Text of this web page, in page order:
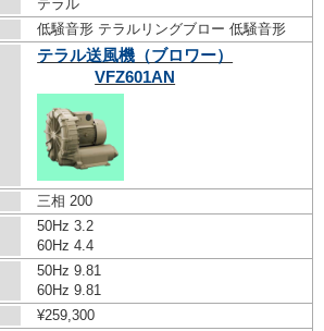
テラル
低騒音形 テラルリングブロー 低騒音形
テラル送風機（ブロワー）
VFZ601AN
三相 200
50Hz 3.2
60Hz 4.4
50Hz 9.81
60Hz 9.81
¥259,300